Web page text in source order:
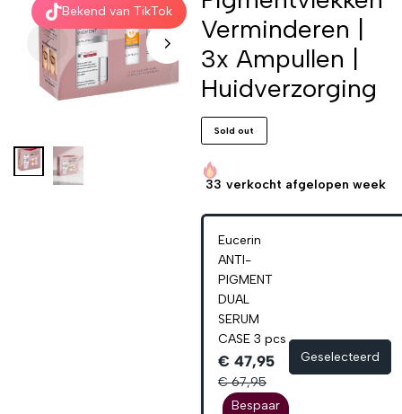
Bekend van TikTok
Verminderen |
3x Ampullen |
Huidverzorging
Sold out
33 verkocht afgelopen week
Eucerin
ANTI-
PIGMENT
DUAL
SERUM
CASE 3 pcs
€ 47,95
€ 67,95
Bespaar
Geselecteerd